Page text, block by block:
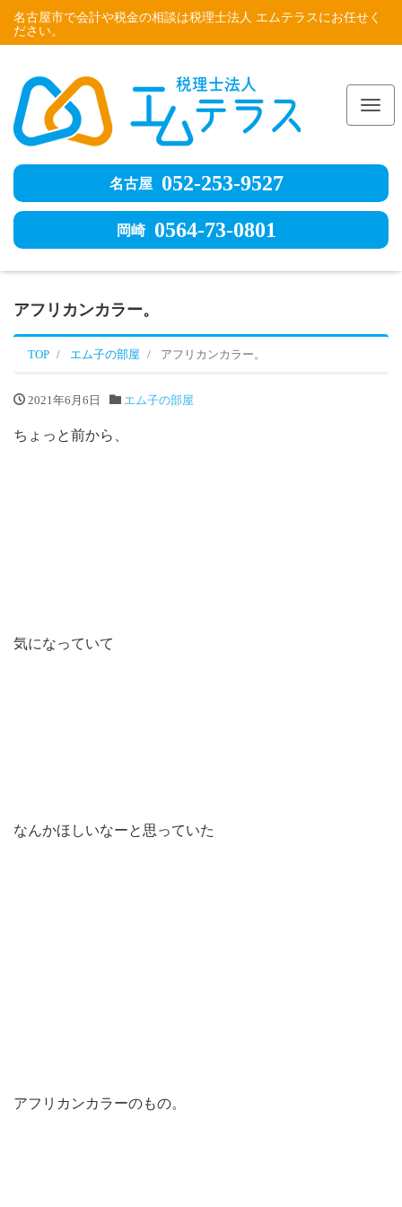
名古屋市で会計や税金の相談は税理士法人 エムテラスにお任せく
ださい。
名古屋 052-253-9527
岡崎 0564-73-0801
アフリカンカラー。
TOP エム子の部屋 アフリカンカラー。
2021年6月6日 エム子の部屋
ちょっと前から、
気になっていて
なんかほしいなーと思っていた
アフリカンカラーのもの。